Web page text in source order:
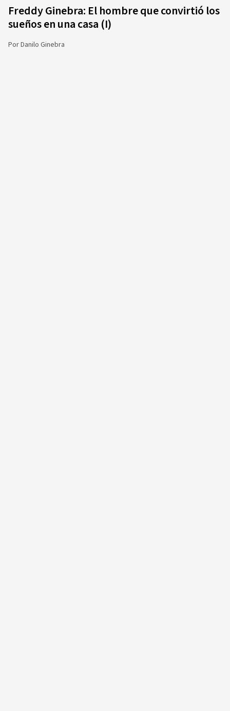
Freddy Ginebra: El hombre que convirtió los
sueños en una casa (I)
PorDanilo Ginebra